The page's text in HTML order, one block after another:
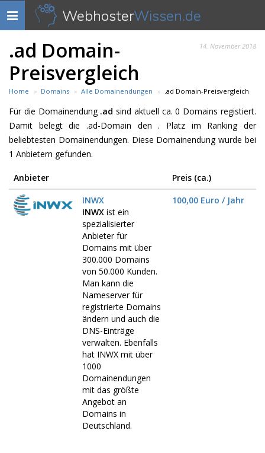
Navigation
anzeigen
WebhosterWissen.de
14. November 2018
.ad Domain-
Preisvergleich
Home Domains Alle Domainendungen .ad Domain-Preisvergleich
Für die Domainendung .ad sind aktuell ca. 0 Domains registiert.
Damit belegt die .ad-Domain den . Platz im Ranking der
beliebtesten Domainendungen. Diese Domainendung wurde bei
1 Anbietern gefunden.
Anbieter
Preis (ca.)
INWX
INWX ist ein
spezialisierter
Anbieter für
Domains mit über
300.000 Domains
von 50.000 Kunden.
Man kann die
Nameserver für
registrierte Domains
ändern und auch die
DNS-Einträge
verwalten. Ebenfalls
hat INWX mit über
1000
Domainendungen
mit das größte
Angebot an
Domains in
Deutschland.
100,00 Euro / Jahr